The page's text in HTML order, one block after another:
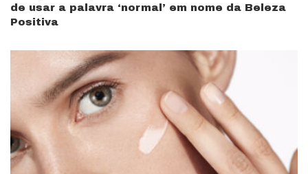
de usar a palavra ‘normal’ em nome da Beleza
Positiva